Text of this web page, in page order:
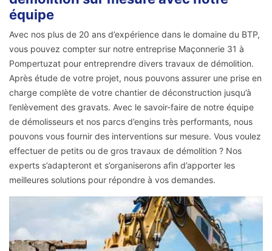
équipe
Avec nos plus de 20 ans d’expérience dans le domaine du BTP,
vous pouvez compter sur notre entreprise Maçonnerie 31 à
Pompertuzat pour entreprendre divers travaux de démolition.
Après étude de votre projet, nous pouvons assurer une prise en
charge complète de votre chantier de déconstruction jusqu’à
l’enlèvement des gravats. Avec le savoir-faire de notre équipe
de démolisseurs et nos parcs d’engins très performants, nous
pouvons vous fournir des interventions sur mesure. Vous voulez
effectuer de petits ou de gros travaux de démolition ? Nos
experts s’adapteront et s’organiserons afin d’apporter les
meilleures solutions pour répondre à vos demandes.